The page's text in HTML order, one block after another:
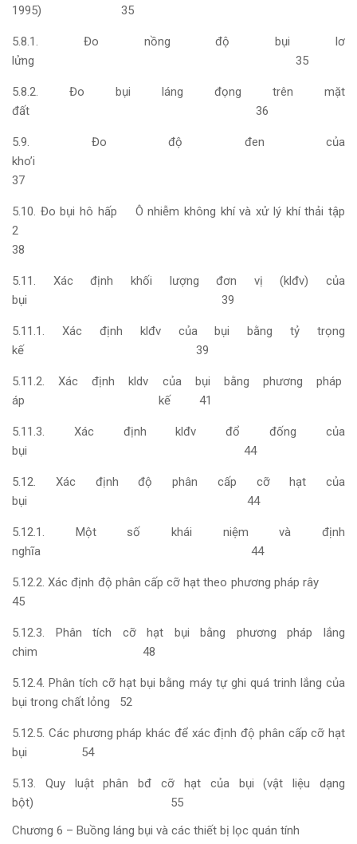
1995) 35
5.8.1. Đo nồng độ bụi lơ
lửng 35
5.8.2. Đo bụi láng đọng trên mặt
đất 36
5.9. Đo độ đen của
kho’i
37
5.10. Đo bụi hô hấp Ô nhiễm không khí và xử lý khí thải tập
2
38
5.11. Xác định khối lượng đơn vị (klđv) của
bụi 39
5.11.1. Xác định klđv của bụi bằng tỷ trọng
kế 39
5.11.2. Xác định kldv của bụi bằng phương pháp
áp kế 41
5.11.3. Xác định klđv đổ đống của
bụi 44
5.12. Xác định độ phân cấp cỡ hạt của
bụi 44
5.12.1. Một số khái niệm và định
nghĩa 44
5.12.2. Xác định độ phân cấp cỡ hạt theo phương pháp rây
45
5.12.3. Phân tích cỡ hạt bụi bằng phương pháp lắng
chim 48
5.12.4. Phân tích cỡ hạt bụi bằng máy tự ghi quá trinh lắng của
bụi trong chất lỏng 52
5.12.5. Các phương pháp khác để xác định độ phân cấp cỡ hạt
bụi 54
5.13. Quy luật phân bđ cỡ hạt của bụi (vật liệu dạng
bột) 55
Chương 6 – Buồng láng bụi và các thiết bị lọc quán tính